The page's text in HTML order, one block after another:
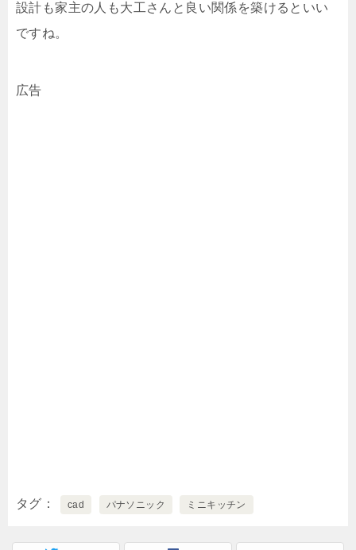
設計も家主の人も大工さんと良い関係を築けるといい
ですね。
広告
タグ cad パナソニック ミニキッチン